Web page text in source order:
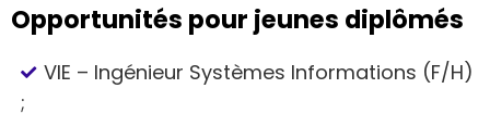
Opportunités pour jeunes diplômés
VIE – Ingénieur Systèmes Informations (F/H)
;